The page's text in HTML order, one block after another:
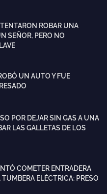
ROBAR UNA
SEÑOR, PERO NO
UN AUTO Y FUE
POR DEJAR SIN GAS A UNA
LAS GALLETAS DE LOS
COMETER ENTRADERA
ELÉCTRICA: PRESO